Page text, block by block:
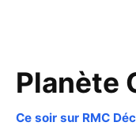
Planète
Ce soir sur RMC